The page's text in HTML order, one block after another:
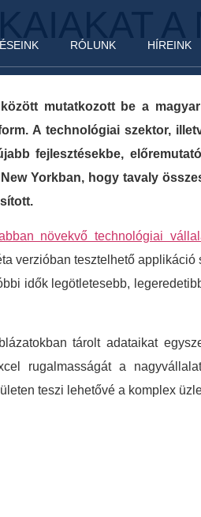
RÓLUNK HÍREINK
A
mutatkozott be a
A technológiai szektor,
fejlesztésekbe,
Yorkban, hogy tavaly
növekvő technológiai
verzióban tesztelhető applikáció
idők legötletesebb,
tárolt adataikat
rugalmasságát a
teszi lehetővé a komplex